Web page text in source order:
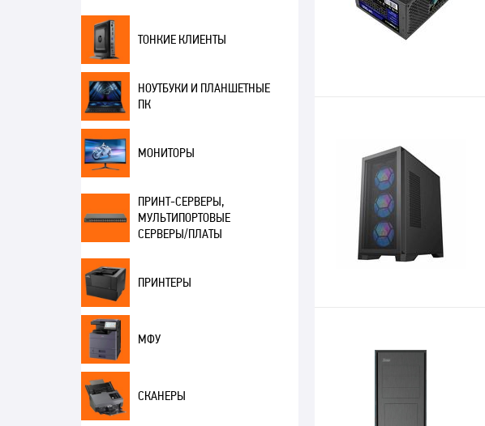
ТОНКИЕ КЛИЕНТЫ
НОУТБУКИ И ПЛАНШЕТНЫЕ
ПК
МОНИТОРЫ
ПРИНТ-СЕРВЕРЫ,
МУЛЬТИПОРТОВЫЕ
СЕРВЕРЫ/ПЛАТЫ
ПРИНТЕРЫ
МФУ
СКАНЕРЫ